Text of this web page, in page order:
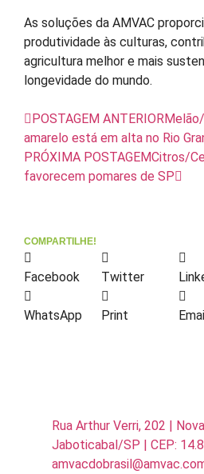
As soluções da AMVAC
produtividade às culturas,
agricultura melhor e mais
longevidade do mundo.
POSTAGEM ANTERIOR
amarelo está em alta no Rio
PRÓXIMA POSTAGEMCitros/
favorecem pomares de SP
COMPARTILHE!
Facebook Twitter
WhatsApp Print
Rua Arthur Verri, 202 |
Jaboticabal/SP | CEP: